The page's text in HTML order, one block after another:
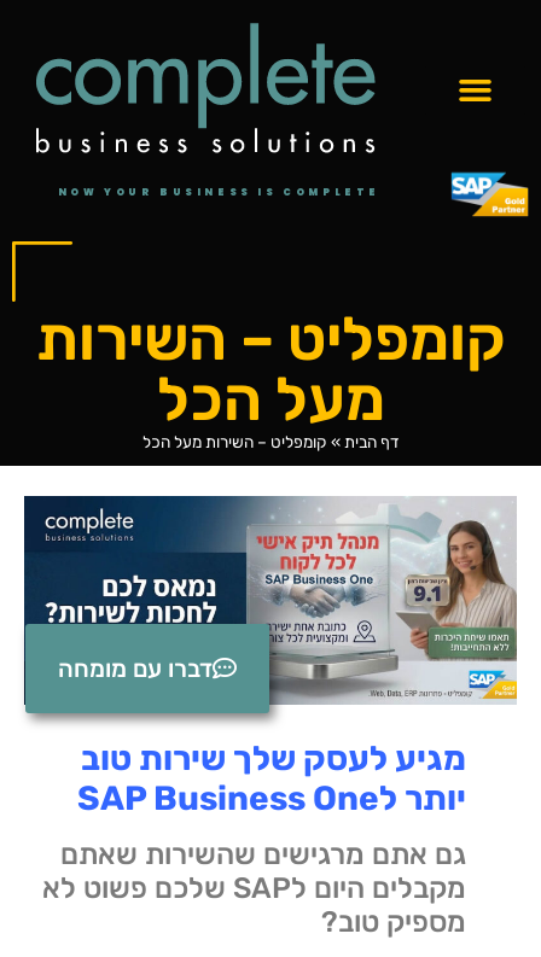
NOW YOUR BUSINESS IS COMPLETE
קומפליט – השירות
מעל הכל
דף הבית» קומפליט – השירות מעל הכל
מגיע לעסק שלך שירות טוב
יותר לSAP Business One
גם אתם מרגישים שהשירות שאתם
מקבלים היום לSAP שלכם פשוט לא
מספיק טוב?
דברו עם מומחה